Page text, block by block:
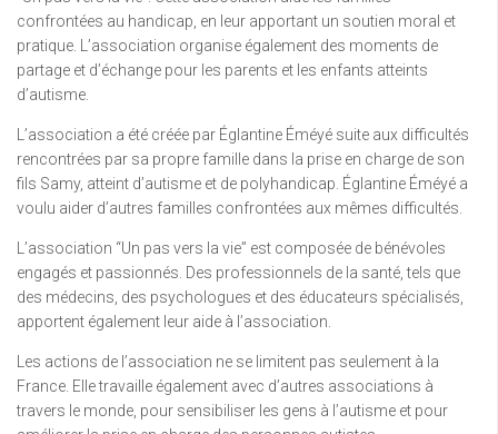
confrontées au handicap, en leur apportant un soutien moral et
pratique. L’association organise également des moments de
partage et d’échange pour les parents et les enfants atteints
d’autisme.
L’association a été créée par Églantine Éméyé suite aux difficultés
rencontrées par sa propre famille dans la prise en charge de son
fils Samy, atteint d’autisme et de polyhandicap. Églantine Éméyé a
voulu aider d’autres familles confrontées aux mêmes difficultés.
L’association “Un pas vers la vie” est composée de bénévoles
engagés et passionnés. Des professionnels de la santé, tels que
des médecins, des psychologues et des éducateurs spécialisés,
apportent également leur aide à l’association.
Les actions de l’association ne se limitent pas seulement à la
France. Elle travaille également avec d’autres associations à
travers le monde, pour sensibiliser les gens à l’autisme et pour